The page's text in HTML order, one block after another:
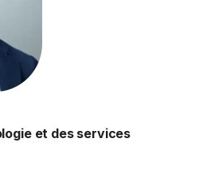
et des services